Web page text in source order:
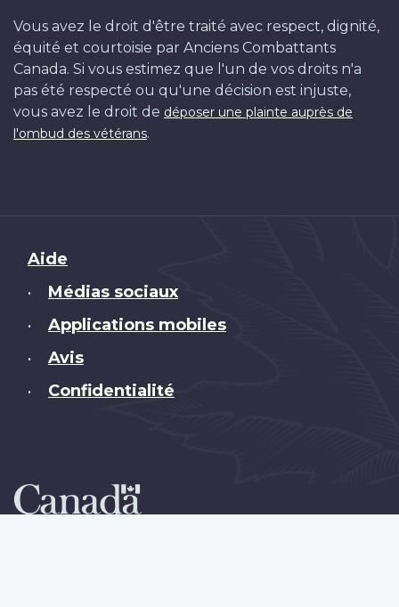
Vous avez le droit d'être traité avec respect, dignité,
équité et courtoisie par Anciens Combattants
Canada. Si vous estimez que l'un de vos droits n'a
pas été respecté ou qu'une décision est injuste,
vous avez le droit de déposer une plainte auprès de
l'ombud des vétérans.
Brand
Aide
• Médias sociaux
• Applications mobiles
• Avis
• Confidentialité